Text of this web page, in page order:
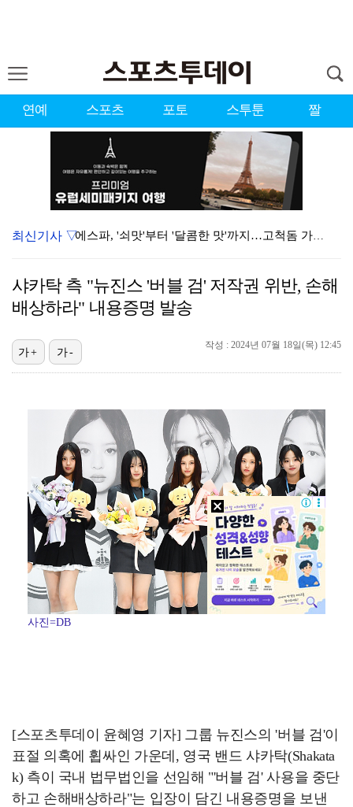
연예 스포츠 포토 스투툰 짤
에스파, '쇠맛'부터 '달콤한 맛'까지…고척돔 가득 채…
'리그 2연패 정조준' 아스널, 뉴캐슬서 기마랑이스 영…
에스파, 고척돔 입성…공연 시작 40분 만에 첫 인사 …
"언론사 대표·국회의원도"…최연청, 판사 남편까지 화려…
박지민 아나운서 "발리까지 갔는데…'피의 게임2' 출연…
'서명관·야고 연속골' 울산, 동해안 더비서 포항 제압…
최신기사 ▽
샤카탁 측 "뉴진스 '버블 검' 저작권 위반, 손해
배상하라" 내용증명 발송
작성 : 2024년 07월 18일(목) 12:45
가+ 가-
사진=DB
[스포츠투데이 윤혜영 기자] 그룹 뉴진스의 '버블 검'이
표절 의혹에 휩싸인 가운데, 영국 밴드 샤카탁(Shakata
k) 측이 국내 법무법인을 선임해 "'버블 검' 사용을 중단
하고 손해배상하라"는 입장이 담긴 내용증명을 보낸